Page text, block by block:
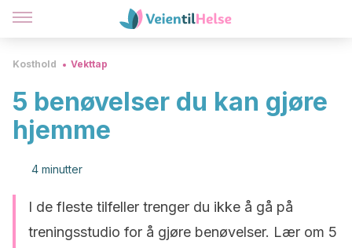
Kosthold Vekttap
5 benøvelser du kan gjøre
hjemme
4 minutter
I de fleste tilfeller trenger du ikke å gå på
treningsstudio for å gjøre benøvelser. Lær om 5